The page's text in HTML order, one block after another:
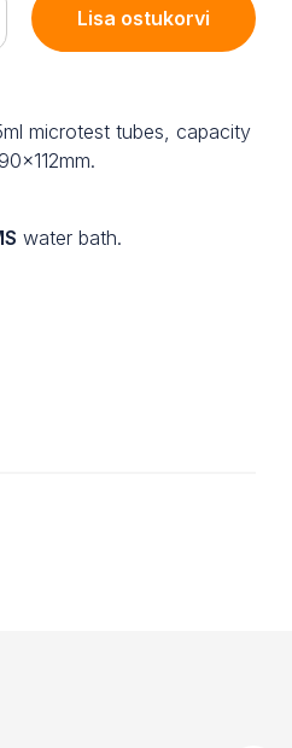
Lisa ostukorvi
microtest tubes, capacity
water bath.